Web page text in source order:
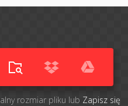
rozmiar pliku lub Zapisz się